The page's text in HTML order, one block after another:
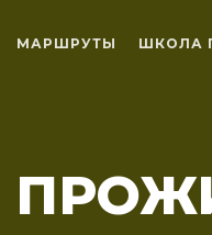
МАРШРУТЫ ШКОЛА